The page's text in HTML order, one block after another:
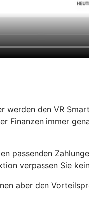
den VR
Finanzen immer
passenden
verpassen Sie
aber den